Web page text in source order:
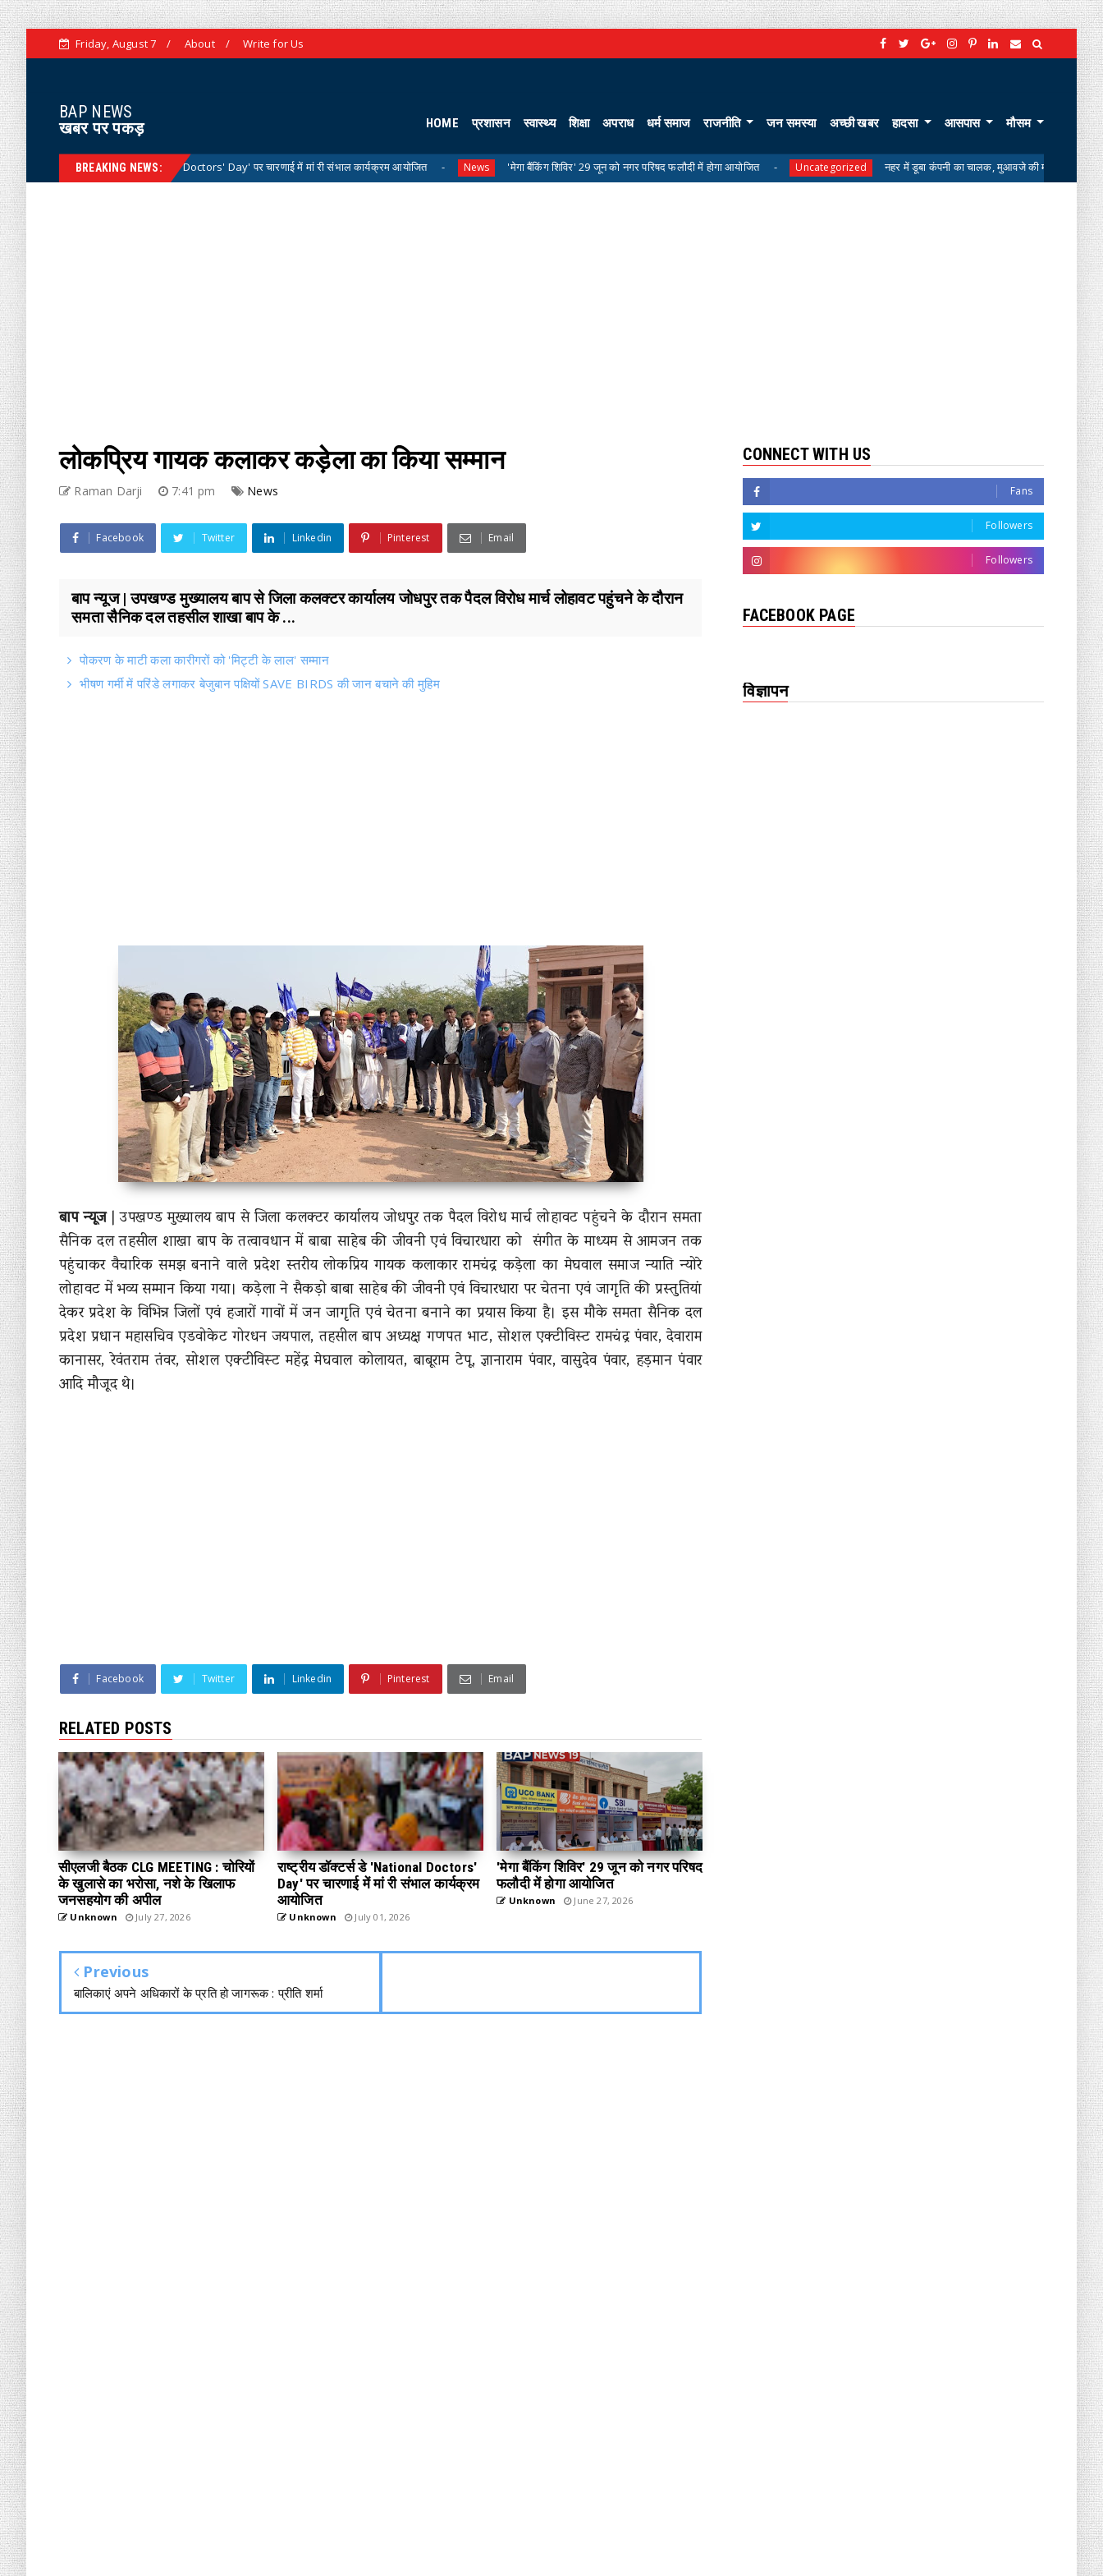
Friday, August 7 About Write for Us
BAP NEWS
खबर पर पकड़
HOME प्रशासन स्वास्थ्य शिक्षा अपराध धर्म समाज राजनीति जन समस्या अच्छी खबर हादसा आसपास मौसम
BREAKING NEWS:
डॉक्टर्स डे 'National Doctors' Day' पर चारणाई में मां री संभाल कार्यक्रम आयोजित News 'मेगा बैंकिंग शिविर' 29 जून को नगर परिषद फलौदी में होगा आयोजित Uncategorized नहर में डूबा कंपनी का चालक, मुआवजे की मांग पर परिजनों का शव लेने से
लोकप्रिय गायक कलाकर कड़ेला का किया सम्मान
Raman Darji 7:41 pm News
Facebook Twitter Linkedin Pinterest Email
बाप न्यूज | उपखण्ड मुख्यालय बाप से जिला कलक्टर कार्यालय जोधपुर तक पैदल विरोध मार्च लोहावट पहुंचने के दौरान
समता सैनिक दल तहसील शाखा बाप के ...
पोकरण के माटी कला कारीगरों को 'मिट्टी के लाल' सम्मान
भीषण गर्मी में परिंडे लगाकर बेजुबान पक्षियों SAVE BIRDS की जान बचाने की मुहिम
बाप न्यूज| उपखण्ड मुख्यालय बाप से जिला कलक्टर कार्यालय जोधपुर तक पैदल विरोध मार्च लोहावट पहुंचने के दौरान समता
सैनिक दल तहसील शाखा बाप के तत्वावधान में बाबा साहेब की जीवनी एवं विचारधारा को संगीत के माध्यम से आमजन तक
पहुंचाकर वैचारिक समझ बनाने वाले प्रदेश स्तरीय लोकप्रिय गायक कलाकार रामचंद्र कड़ेला का मेघवाल समाज न्याति न्योरे
लोहावट में भव्य सम्मान किया गया। कड़ेला ने सैकड़ो बाबा साहेब की जीवनी एवं विचारधारा पर चेतना एवं जागृति की प्रस्तुतियां
देकर प्रदेश के विभिन्न जिलों एवं हजारों गावों में जन जागृति एवं चेतना बनाने का प्रयास किया है। इस मौके समता सैनिक दल
प्रदेश प्रधान महासचिव एडवोकेट गोरधन जयपाल, तहसील बाप अध्यक्ष गणपत भाट, सोशल एक्टीविस्ट रामचंद्र पंवार, देवाराम
कानासर, रेवंतराम तंवर, सोशल एक्टीविस्ट महेंद्र मेघवाल कोलायत, बाबूराम टेपू, ज्ञानाराम पंवार, वासुदेव पंवार, हड़मान पंवार
आदि मौजूद थे।
Facebook Twitter Linkedin Pinterest Email
RELATED POSTS
सीएलजी बैठक CLG MEETING : चोरियों
के खुलासे का भरोसा, नशे के खिलाफ
जनसहयोग की अपील
Unknown July 27, 2026
राष्ट्रीय डॉक्टर्स डे 'National Doctors'
Day' पर चारणाई में मां री संभाल कार्यक्रम
आयोजित
Unknown July 01, 2026
'मेगा बैंकिंग शिविर' 29 जून को नगर परिषद
फलौदी में होगा आयोजित
Unknown June 27, 2026
Previous
बालिकाएं अपने अधिकारों के प्रति हो जागरूक : प्रीति शर्मा
CONNECT WITH US
Fans
Followers
Followers
FACEBOOK PAGE
विज्ञापन